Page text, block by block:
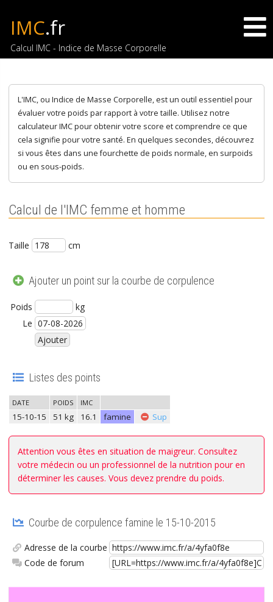
IMC.fr
Calcul IMC - Indice de Masse Corporelle
L'IMC, ou Indice de Masse Corporelle, est un outil essentiel pour
évaluer votre poids par rapport à votre taille. Utilisez notre
calculateur IMC pour obtenir votre score et comprendre ce que
cela signifie pour votre santé. En quelques secondes, découvrez
si vous êtes dans une fourchette de poids normale, en surpoids
ou en sous-poids.
Calcul de l'IMC femme et homme
Taille cm
Ajouter un point sur la courbe de corpulence
Poids
kg
Le
Listes des points
DATE POIDS IMC
15-10-15 51 kg 16.1 famine Sup
Attention vous êtes en situation de maigreur. Consultez
votre médecin ou un professionnel de la nutrition pour en
déterminer les causes. Vous devez prendre du poids.
Courbe de corpulence famine le 15-10-2015
Adresse de la courbe
Code de forum